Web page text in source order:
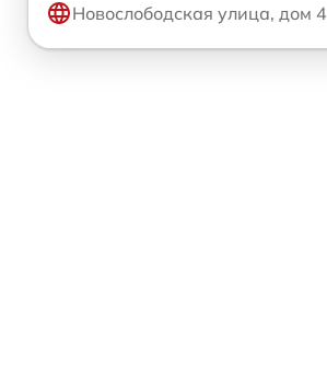
Новослободская улица, дом 4